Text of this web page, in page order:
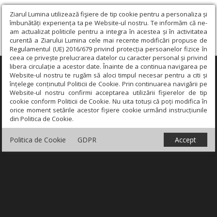
Ziarul Lumina utilizează fişiere de tip cookie pentru a personaliza și
îmbunătăți experiența ta pe Website-ul nostru. Te informăm că ne-
am actualizat politicile pentru a integra în acestea și în activitatea
curentă a Ziarului Lumina cele mai recente modificări propuse de
Regulamentul (UE) 2016/679 privind protecția persoanelor fizice în
ceea ce privește prelucrarea datelor cu caracter personal și privind
libera circulație a acestor date. Înainte de a continua navigarea pe
Website-ul nostru te rugăm să aloci timpul necesar pentru a citi și
înțelege conținutul Politicii de Cookie. Prin continuarea navigării pe
Website-ul nostru confirmi acceptarea utilizării fişierelor de tip
cookie conform Politicii de Cookie. Nu uita totuși că poți modifica în
orice moment setările acestor fişiere cookie urmând instrucțiunile
din Politica de Cookie.
Politica de Cookie GDPR Accept
×